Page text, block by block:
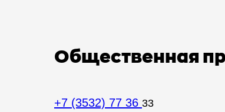
Общественная
+7 (3532) 77 36 33